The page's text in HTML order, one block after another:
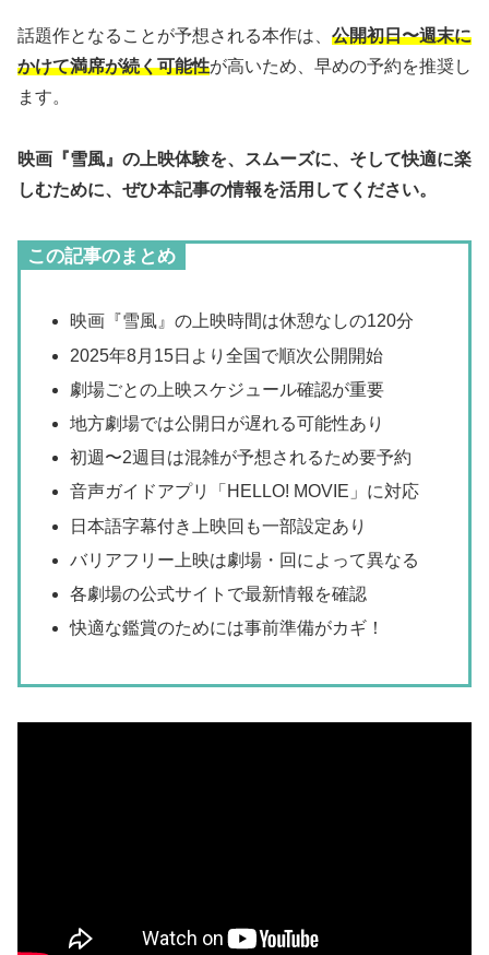
話題作となることが予想される本作は、 公開初日〜週末に
かけて満席が続く可能性が高いため、早めの予約を推奨し
ます。
映画『雪風』の上映体験を、スムーズに、そして快適に楽
しむために、ぜひ本記事の情報を活用してください。
この記事のまとめ
映画『雪風』の上映時間は休憩なしの120分
2025年8月15日より全国で順次公開開始
劇場ごとの上映スケジュール確認が重要
地方劇場では公開日が遅れる可能性あり
初週〜2週目は混雑が予想されるため要予約
音声ガイドアプリ「HELLO! MOVIE」に対応
日本語字幕付き上映回も一部設定あり
バリアフリー上映は劇場・回によって異なる
各劇場の公式サイトで最新情報を確認
快適な鑑賞のためには事前準備がカギ！